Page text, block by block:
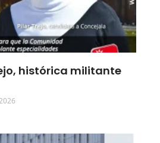
histórica militante